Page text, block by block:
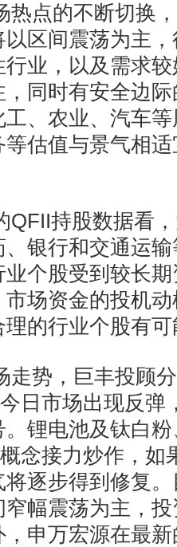
点的不断切换，
区间震荡为主
业，以及需求
同时有安全边
、农业、汽车
估值与景气相
持股数据看，
银行和交通运
个股受到较长
场资金的投机
的行业个股有
势，巨丰投顾分
日市场出现反弹
锂电池及钛白
念接力炒作，如
逐步得到修复
幅震荡为主，
申万宏源在最